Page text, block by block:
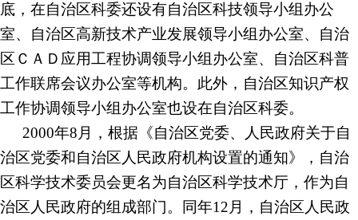
底，在自治区科委还设有自治区科技领导小组办公
室、自治区高新技术产业发展领导小组办公室、自治
区ＣＡＤ应用工程协调领导小组办公室、自治区科普
工作联席会议办公室等机构。此外，自治区知识产权
工作协调领导小组办公室也设在自治区科委。
2000年8月，根据《自治区党委、人民政府关于自
治区党委和自治区人民政府机构设置的通知》，自治
区科学技术委员会更名为自治区科学技术厅，作为自
治区人民政府的组成部门。同年12月，自治区人民政